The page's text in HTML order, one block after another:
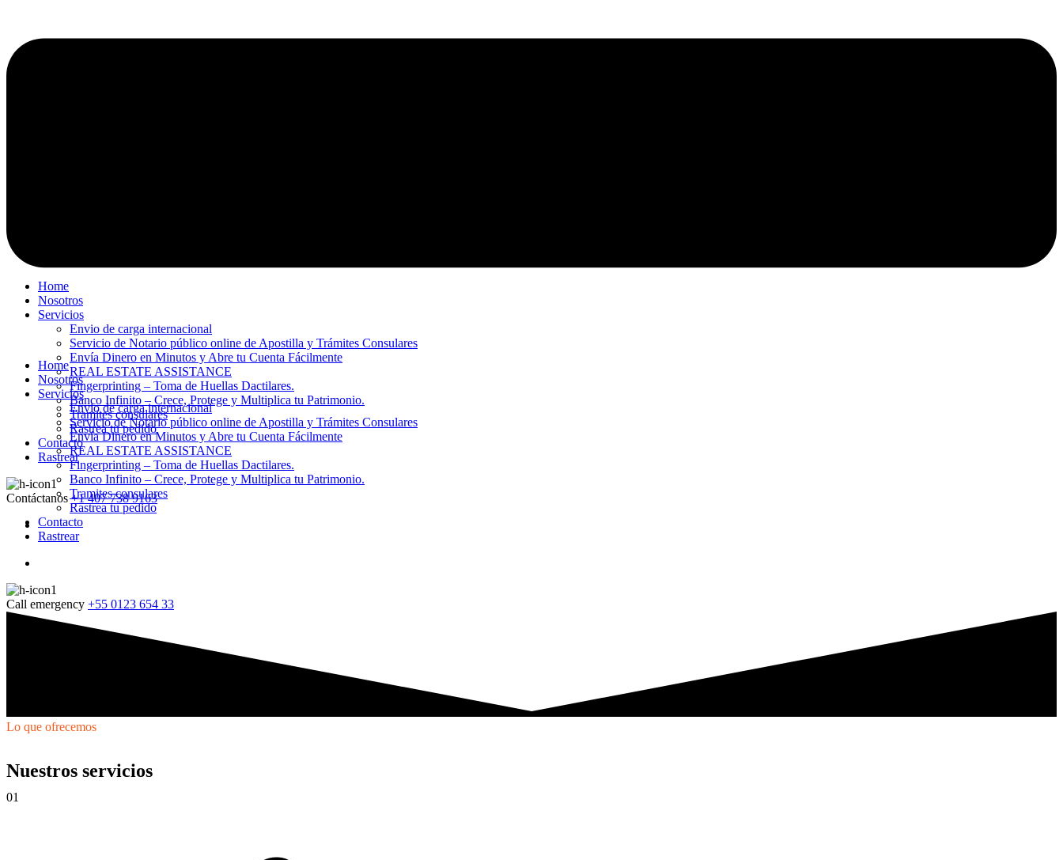
Home
Nosotros
Servicios
Envio de carga internacional
Servicio de Notario público online de Apostilla y Trámites Consulares
Envía Dinero en Minutos y Abre tu Cuenta Fácilmente
REAL ESTATE ASSISTANCE
Fingerprinting – Toma de Huellas Dactilares.
Banco Infinito – Crece, Protege y Multiplica tu Patrimonio.
Tramites consulares
Rastrea tu pedido
Contacto
Rastrear
Contáctanos +1 407 738 9163
Home
Nosotros
Servicios
Envio de carga internacional
Servicio de Notario público online de Apostilla y Trámites Consulares
Envía Dinero en Minutos y Abre tu Cuenta Fácilmente
REAL ESTATE ASSISTANCE
Fingerprinting – Toma de Huellas Dactilares.
Banco Infinito – Crece, Protege y Multiplica tu Patrimonio.
Tramites consulares
Rastrea tu pedido
Contacto
Rastrear
Call emergency +55 0123 654 33
Lo que ofrecemos
Nuestros servicios
01